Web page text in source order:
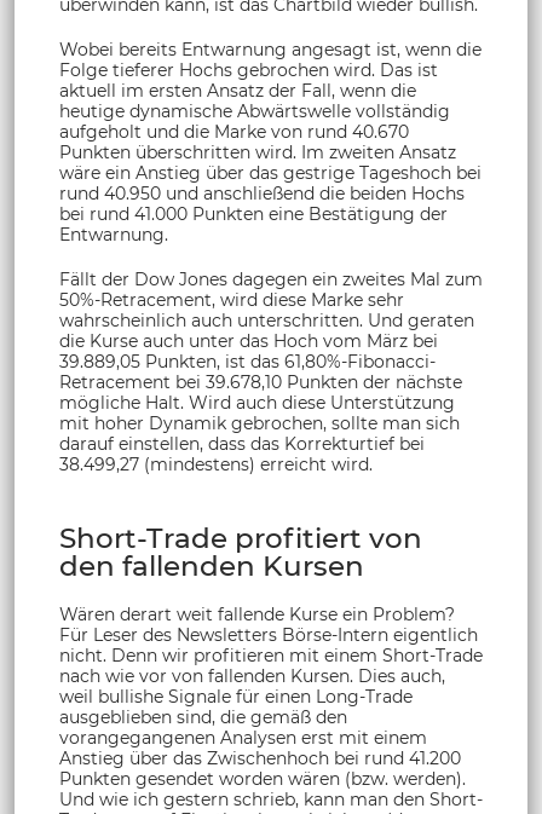
überwinden kann, ist das Chartbild wieder bullish.
Wobei bereits Entwarnung angesagt ist, wenn die
Folge tieferer Hochs gebrochen wird. Das ist
aktuell im ersten Ansatz der Fall, wenn die
heutige dynamische Abwärtswelle vollständig
aufgeholt und die Marke von rund 40.670
Punkten überschritten wird. Im zweiten Ansatz
wäre ein Anstieg über das gestrige Tageshoch bei
rund 40.950 und anschließend die beiden Hochs
bei rund 41.000 Punkten eine Bestätigung der
Entwarnung.
Fällt der Dow Jones dagegen ein zweites Mal zum
50%-Retracement, wird diese Marke sehr
wahrscheinlich auch unterschritten. Und geraten
die Kurse auch unter das Hoch vom März bei
39.889,05 Punkten, ist das 61,80%-Fibonacci-
Retracement bei 39.678,10 Punkten der nächste
mögliche Halt. Wird auch diese Unterstützung
mit hoher Dynamik gebrochen, sollte man sich
darauf einstellen, dass das Korrekturtief bei
38.499,27 (mindestens) erreicht wird.
Short-Trade profitiert von
den fallenden Kursen
Wären derart weit fallende Kurse ein Problem?
Für Leser des Newsletters Börse-Intern eigentlich
nicht. Denn wir profitieren mit einem Short-Trade
nach wie vor von fallenden Kursen. Dies auch,
weil bullishe Signale für einen Long-Trade
ausgeblieben sind, die gemäß den
vorangegangenen Analysen erst mit einem
Anstieg über das Zwischenhoch bei rund 41.200
Punkten gesendet worden wären (bzw. werden).
Und wie ich gestern schrieb, kann man den Short-